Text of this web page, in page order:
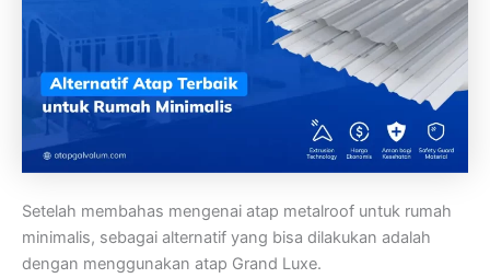
Setelah membahas mengenai atap metalroof untuk rumah
minimalis, sebagai alternatif yang bisa dilakukan adalah
dengan menggunakan atap Grand Luxe.